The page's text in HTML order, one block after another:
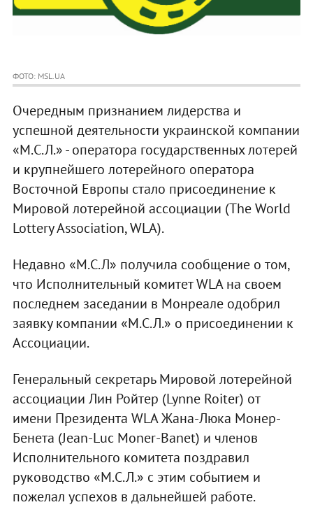
ФОТО: MSL.UA
Очередным признанием лидерства и
успешной деятельности украинской компании
«М.С.Л.» - оператора государственных лотерей
и крупнейшего лотерейного оператора
Восточной Европы стало присоединение к
Мировой лотерейной ассоциации (The World
Lottery Association, WLA).
Недавно «М.С.Л» получила сообщение о том,
что Исполнительный комитет WLA на своем
последнем заседании в Монреале одобрил
заявку компании «М.С.Л.» о присоединении к
Ассоциации.
Генеральный секретарь Мировой лотерейной
ассоциации Лин Ройтер (Lynne Roiter) от
имени Президента WLA Жана-Люка Монер-
Бенета (Jean-Luc Moner-Banet) и членов
Исполнительного комитета поздравил
руководство «М.С.Л.» с этим событием и
пожелал успехов в дальнейшей работе.